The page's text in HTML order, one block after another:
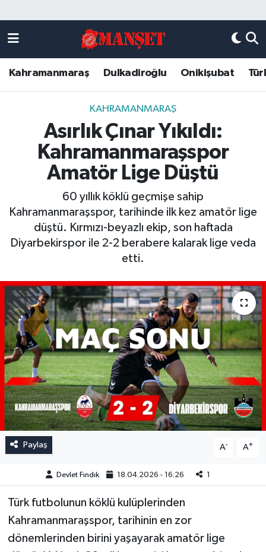
Kahramanmaraş Dulkadiroğlu Onikişubat
KAHRAMANMARAŞ
Asırlık Çınar Yıkıldı:
Kahramanmaraşspor
Amatör Lige Düştü
60 yıllık köklü geçmişe sahip
Kahramanmaraşspor, tarihinde ilk kez amatör lige
düştü. Kırmızı-beyazlı ekip, son haftada
Diyarbekirspor ile 2-2 berabere kalarak lige veda
etti.
Paylaş A- A+
Devlet Fındık 18.04.2026 - 16:26 1
Türk futbolunun köklü kulüplerinden
Kahramanmaraşspor, tarihinin en zor
dönemlerinden birini yaşayarak amatör lige
DULKADİROĞLU
KAHRAMANMARAŞ
ONİKİŞUBAT
ÖZEL HABER
Künye
Kahramanmaraş Nöbetçi Eczaneler
Kahramanmaraş Hava Durumu
Kahramanmaraş Trafik Yoğunluk Haritası
Süper Lig Puan Durumu ve Fikstür
Tüm Manşetler
Son Dakika Haberleri
Haber Arşivi